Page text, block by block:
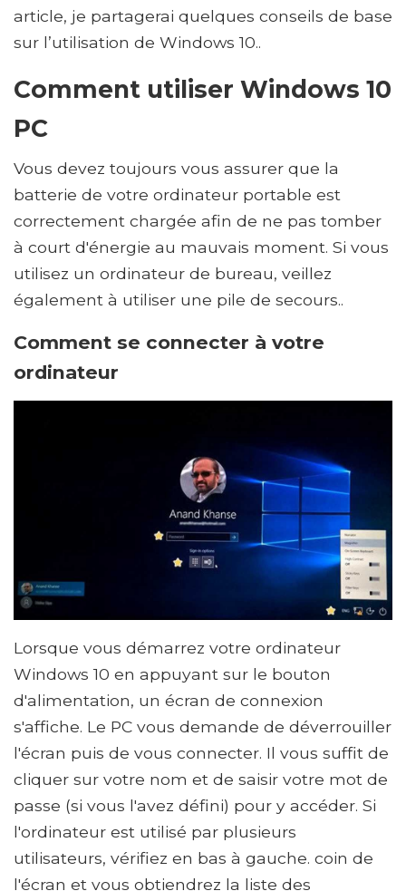
article, je partagerai quelques conseils de base
sur l’utilisation de Windows 10..
Comment utiliser Windows 10
PC
Vous devez toujours vous assurer que la
batterie de votre ordinateur portable est
correctement chargée afin de ne pas tomber
à court d'énergie au mauvais moment. Si vous
utilisez un ordinateur de bureau, veillez
également à utiliser une pile de secours..
Comment se connecter à votre
ordinateur
Lorsque vous démarrez votre ordinateur
Windows 10 en appuyant sur le bouton
d'alimentation, un écran de connexion
s'affiche. Le PC vous demande de déverrouiller
l'écran puis de vous connecter. Il vous suffit de
cliquer sur votre nom et de saisir votre mot de
passe (si vous l'avez défini) pour y accéder. Si
l'ordinateur est utilisé par plusieurs
utilisateurs, vérifiez en bas à gauche. coin de
l'écran et vous obtiendrez la liste des